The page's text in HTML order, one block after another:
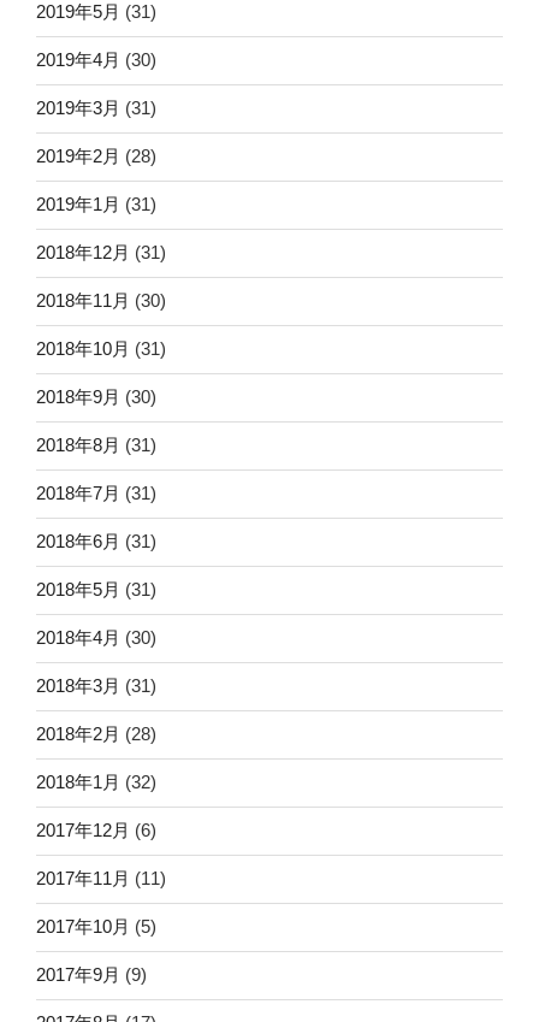
2019年5月 (31)
2019年4月 (30)
2019年3月 (31)
2019年2月 (28)
2019年1月 (31)
2018年12月 (31)
2018年11月 (30)
2018年10月 (31)
2018年9月 (30)
2018年8月 (31)
2018年7月 (31)
2018年6月 (31)
2018年5月 (31)
2018年4月 (30)
2018年3月 (31)
2018年2月 (28)
2018年1月 (32)
2017年12月 (6)
2017年11月 (11)
2017年10月 (5)
2017年9月 (9)